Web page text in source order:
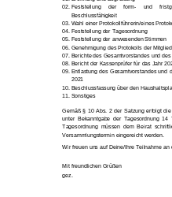
02.
Feststellung der form -
und
Beschlussfähigkeit
03. Wahl einer Protokollführerin/eines
04. Feststellung der Tagesordnung
05. Feststellung der anwesenden Stimmen
06. Genehmigung des Protokolls der
07. Berichte des Gesamtvorstandes und des
08. Bericht der Kassenprüfer für das Jahr 20
09. Entlastung des Gesamtvorstandes und
2021
10. Beschlussfassung über den
11.
Sonstiges
Gemäß § 10 Abs. 2 der Sat zung erfolgt die
unter Bekan ntgabe der Tagesordnung 14
Tagesordnung müssen dem Beirat
Versammlungstermin eingereicht werden.
Wir freuen uns auf Deine/Ihre Teilnahme an
Mit freundlichen Grüßen
gez.